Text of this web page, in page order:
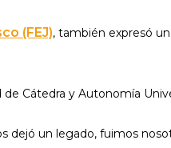
(FEJ), también expresó
Cátedra y Autonomía
dejó un legado, fuimos